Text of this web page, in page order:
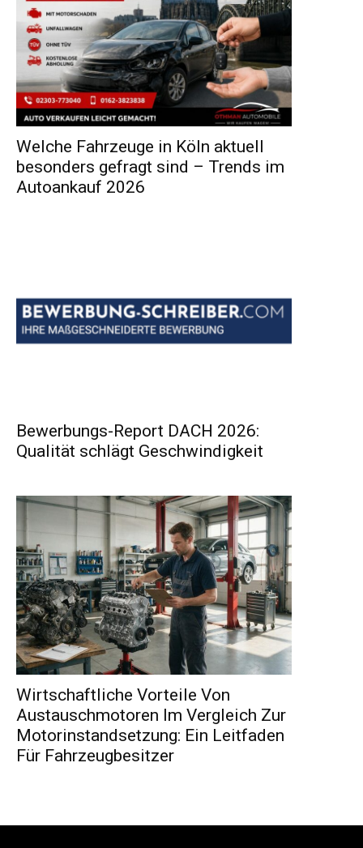
Welche Fahrzeuge in Köln aktuell
besonders gefragt sind – Trends im
Autoankauf 2026
Bewerbungs-Report DACH 2026:
Qualität schlägt Geschwindigkeit
Wirtschaftliche Vorteile Von
Austauschmotoren Im Vergleich Zur
Motorinstandsetzung: Ein Leitfaden
Für Fahrzeugbesitzer